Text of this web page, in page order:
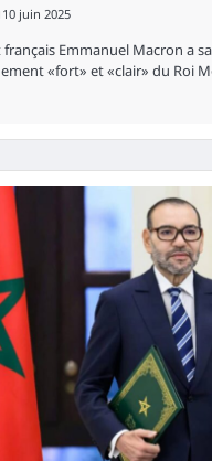
10 juin 2025
Emmanuel Macron a
«fort» et «clair» du Roi